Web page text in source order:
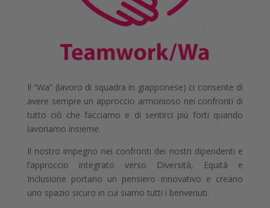
Il “Wa” (lavoro di squadra in giapponese) ci consente di
avere sempre un approccio armonioso nei confronti di
tutto ciò che facciamo e di sentirci più forti quando
lavoriamo insieme.
Il nostro impegno nei confronti dei nostri dipendenti e
l’approccio integrato verso Diversità, Equità e
Inclusione portano un pensiero innovativo e creano
uno spazio sicuro in cui siamo tutti i benvenuti.